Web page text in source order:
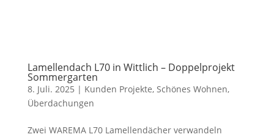
Lamellendach L70 in Wittlich – Doppelprojekt
Sommergarten
8. Juli. 2025 | Kunden Projekte, Schönes Wohnen,
Überdachungen
Zwei WAREMA L70 Lamellendächer verwandeln